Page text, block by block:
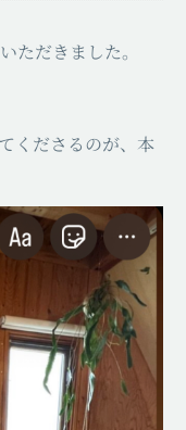
ただきました。
くださるのが、本